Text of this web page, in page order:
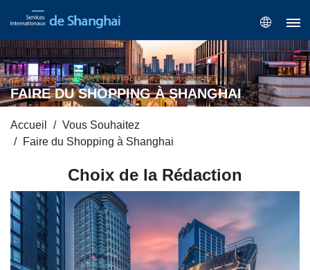
FAIRE DU SHOPPING À SHANGHAI
Accueil
Vous Souhaitez
Faire du Shopping à Shanghai
Choix de la Rédaction